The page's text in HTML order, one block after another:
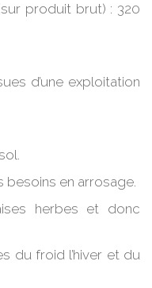
produit brut) : 320
d’une exploitation
besoins en arrosage.
herbes et donc
du froid l’hiver et du